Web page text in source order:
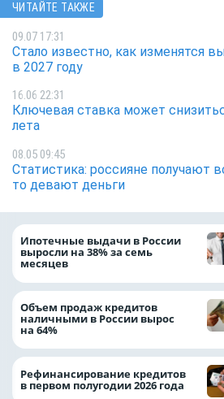
ЧИТАЙТЕ ТАКЖЕ
09.07 17:31
Стало известно, как изменятся
в 2027 году
16.06 22:31
Ключевая ставка может
лета
08.05 09:45
Статистика: россияне получают
то девают деньги
Ипотечные выдачи в России
выросли на 38% за семь
месяцев
Объем продаж кредитов
наличными в России вырос
на 64%
Рефинансирование кредитов
в первом полугодии 2026 года